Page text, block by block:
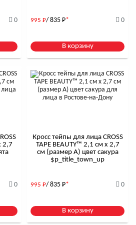
0 995 Р/ 835 Р* 0
В корзину
2,7
0
Кросс тейпы для лица CROSS
TAPE BEAUTY™ 2,1 см x 2,7
см (размер А) цвет сакура
$р_title_town_up
995 Р/ 835 Р* 0
В корзину